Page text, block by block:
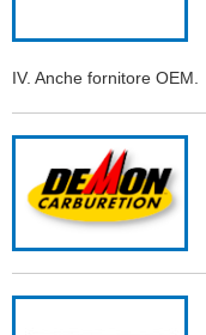
IV. Anche fornitore OEM.